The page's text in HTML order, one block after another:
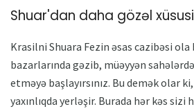
Shuar'dan daha gözəl
Krasilni Shuara Fezin əsas cazibəsi ola
bazarlarında gəzib, müəyyən
etməyə başlayırsınız. Bu demək olar
yaxınlıqda yerləşir. Burada hər kəs sizi